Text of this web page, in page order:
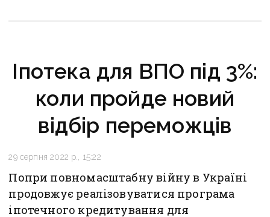
Іпотека для ВПО під 3%:
коли пройде новий
відбір переможців
29 серпня 2022 р., 15:22
Попри повномасштабну війну в Україні
продовжує реалізовуватися програма
іпотечного кредитування для